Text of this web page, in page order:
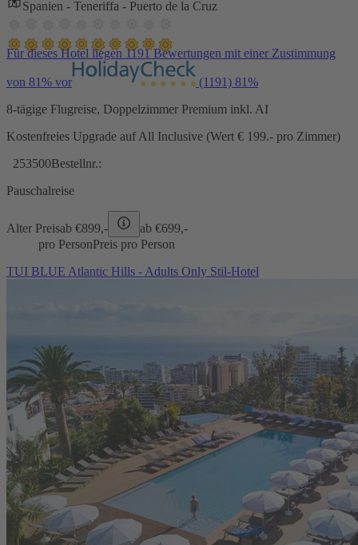
Spanien - Teneriffa - Puerto de la Cruz
Für dieses Hotel liegen 1191 Bewertungen mit einer Zustimmung
von 81% vor (1191) 81%
8-tägige Flugreise, Doppelzimmer Premium inkl. AI
Kostenfreies Upgrade auf All Inclusive (Wert € 199.- pro Zimmer)
253500Bestellnr.:
Pauschalreise
Alter Preisab €899,- ab €699,-
pro PersonPreis pro Person
TUI BLUE Atlantic Hills - Adults Only Stil-Hotel